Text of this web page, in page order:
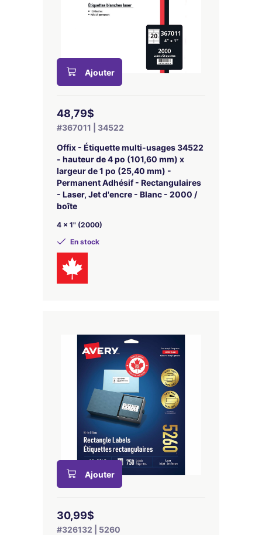
Ajouter
48,79$
#367011 | 34522
Offix - Étiquette multi-usages 34522
- hauteur de 4 po (101,60 mm) x
largeur de 1 po (25,40 mm) -
Permanent Adhésif - Rectangulaires
- Laser, Jet d'encre - Blanc - 2000 /
boîte
4 x 1" (2000)
En stock
Ajouter
30,99$
#326132 | 5260